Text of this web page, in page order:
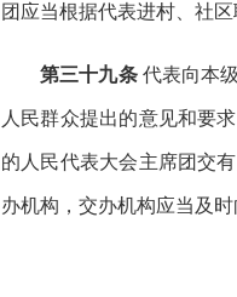
团应当根据代表进村、社
第三十九条代表向本
人民群众提出的意见和要
的人民代表大会主席团交
办机构，交办机构应当及时